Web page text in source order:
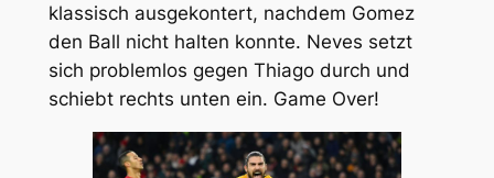
klassisch ausgekontert, nachdem Gomez
den Ball nicht halten konnte. Neves setzt
sich problemlos gegen Thiago durch und
schiebt rechts unten ein. Game Over!